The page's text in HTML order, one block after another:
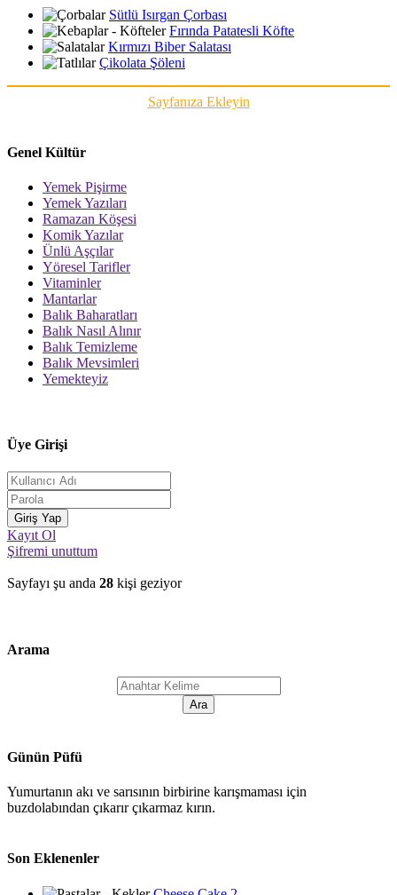
Sütlü Isırgan Çorbası
Fırında Patatesli Köfte
Kırmızı Biber Salatası
Çikolata Şöleni
Sayfanıza Ekleyin
Genel Kültür
Yemek Pişirme
Yemek Yazıları
Ramazan Köşesi
Komik Yazılar
Ünlü Aşçılar
Yöresel Tarifler
Vitaminler
Mantarlar
Balık Baharatları
Balık Nasıl Alınır
Balık Temizleme
Balık Mevsimleri
Yemekteyiz
Üye Girişi
Kayıt Ol
Şifremi unuttum
Sayfayı şu anda 28 kişi geziyor
Arama
Günün Püfü
Yumurtanın akı ve sarısının birbirine karışmaması için
buzdolabından çıkarır çıkarmaz kırın.
Son Eklenenler